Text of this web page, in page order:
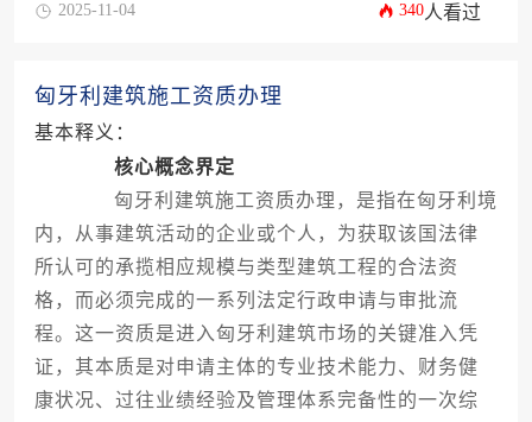
2025-11-04 340人看过
匈牙利建筑施工资质办理
基本释义：
核心概念界定
匈牙利建筑施工资质办理，是指在匈牙利境
内，从事建筑活动的企业或个人，为获取该国法律
所认可的承揽相应规模与类型建筑工程的合法资
格，而必须完成的一系列法定行政申请与审批流
程。这一资质是进入匈牙利建筑市场的关键准入凭
证，其本质是对申请主体的专业技术能力、财务健
康状况、过往业绩经验及管理体系完备性的一次综